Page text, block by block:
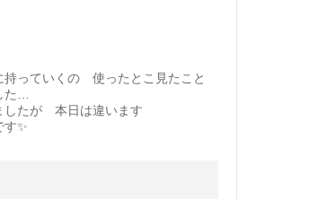
っていくの 使ったとこ見たこと
た…
したが 本日は違います
✨